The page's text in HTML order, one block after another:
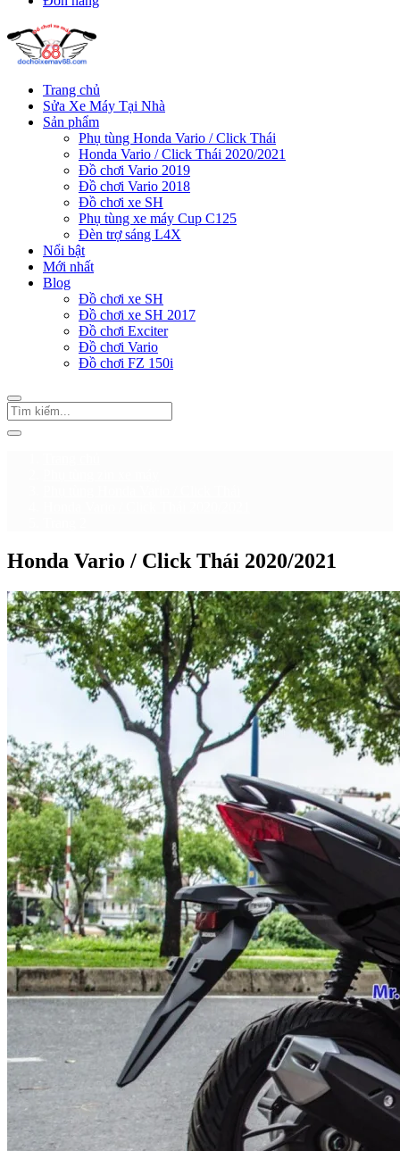
Trang chủ
Sửa Xe Máy Tại Nhà
Sản phẩm
Phụ tùng Honda Vario / Click Thái
Honda Vario / Click Thái 2020/2021
Đồ chơi Vario 2019
Đồ chơi Vario 2018
Đồ chơi xe SH
Phụ tùng xe máy Cup C125
Đèn trợ sáng L4X
Nổi bật
Mới nhất
Blog
Đồ chơi xe SH
Đồ chơi xe SH 2017
Đồ chơi Exciter
Đồ chơi Vario
Đồ chơi FZ 150i
Honda Vario / Click Thái 2020/2021